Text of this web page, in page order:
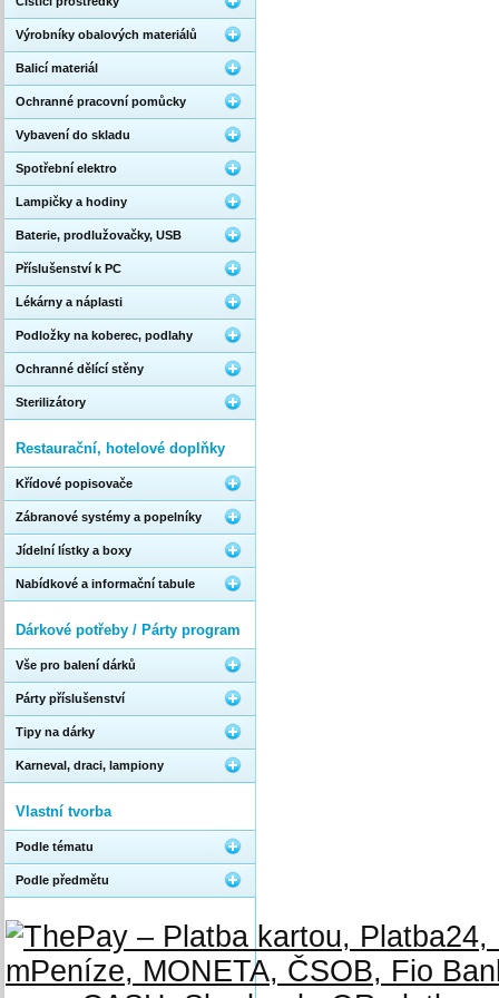
Výrobníky obalových materiálů
Balicí materiál
Ochranné pracovní pomůcky
Vybavení do skladu
Spotřební elektro
Lampičky a hodiny
Baterie, prodlužovačky, USB
Příslušenství k PC
Lékárny a náplasti
Podložky na koberec, podlahy
Ochranné dělící stěny
Sterilizátory
Restaurační, hotelové doplňky
Křídové popisovače
Zábranové systémy a popelníky
Jídelní lístky a boxy
Nabídkové a informační tabule
Dárkové potřeby / Párty program
Vše pro balení dárků
Párty příslušenství
Tipy na dárky
Karneval, draci, lampiony
Vlastní tvorba
Podle tématu
Podle předmětu